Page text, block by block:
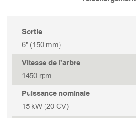
TANK 315
TANK 315S
GOVOX-U 475
GOVOX-U 455
Sortie
6" (150 mm)
Vitesse de l'arbre
1450 rpm
Puissance nominale
15 kW (20 CV)